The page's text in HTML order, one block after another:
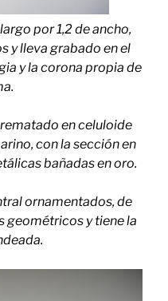
por 1,2 de ancho,
y lleva grabado en el
y la corona propia de
en celuloide
con la sección en
bañadas en oro.
ornamentados, de
geométricos y tiene la